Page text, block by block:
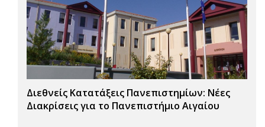
Διεθνείς Κατατάξεις Πανεπιστημίων: Νέες
Διακρίσεις για το Πανεπιστήμιο Αιγαίου